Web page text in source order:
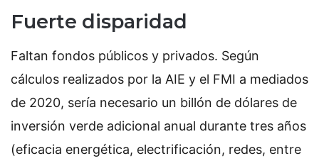
Fuerte disparidad
Faltan fondos públicos y privados. Según
cálculos realizados por la AIE y el FMI a mediados
de 2020, sería necesario un billón de dólares de
inversión verde adicional anual durante tres años
(eficacia energética, electrificación, redes, entre